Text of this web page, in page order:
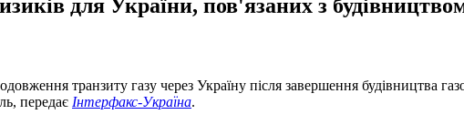
для України, пов'язаних з
транзиту газу через Україну після завершення будівництва
передає Інтерфакс-Україна.